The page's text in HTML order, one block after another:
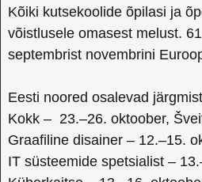
Kõiki kutsekoolide õpilasi ja
võistlusele omasest melust.
septembrist novembrini
Eesti noored osalevad
Kokk – 23.–26. oktoober,
Graafiline disainer – 12.–15.
IT süsteemide spetsialist –